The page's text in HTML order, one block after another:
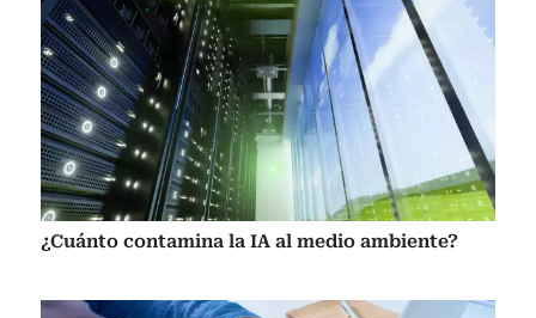
¿Cuánto contamina la IA al medio ambiente?